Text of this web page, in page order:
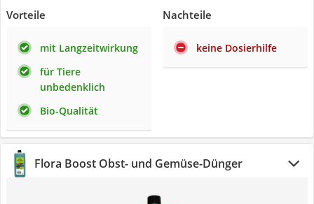
Vorteile
mit Langzeitwirkung
für Tiere
unbedenklich
Bio-Qualität
Nachteile
keine Dosierhilfe
Flora Boost Obst- und Gemüse-Dünger